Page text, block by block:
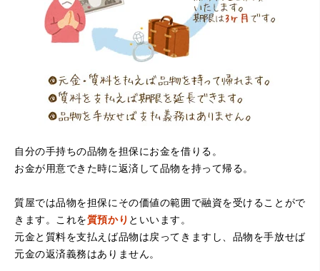
（大阪府寝屋川市）質屋さんは初めてて不安でしたが、他
店買い取りより高く思っていた以上の金額で大満足です。
説明もわかりやすく、優しい話し方の対応でとても良かっ
たです。
（大阪府堺市）電話対応の時からとても感じが良くて来店
してもとても優しく、来て良かったです。これからこちら
でお世話になろうと思いました。ありがとうございまし
た。
自分の手持ちの品物を担保にお金を借りる。
お金が用意できた時に返済して品物を持って帰る。
質屋では品物を担保にその価値の範囲で融資を受けることがで
きます。これを質預かり といいます。
元金と質料を支払えば品物は戻ってきますし、品物を手放せば
元金の返済義務はありません。